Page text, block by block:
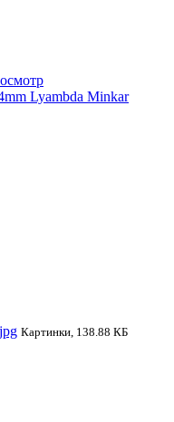
Lyambda Minkar
Картинки, 138.88 КБ